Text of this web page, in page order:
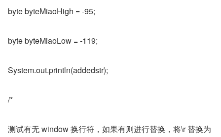
byte byteMiaoHigh = -95;
byte byteMiaoLow = -119;
System.out.println(addedstr);
/*
测试有无 window 换行符，如果有则进行替换，将\r 替换为